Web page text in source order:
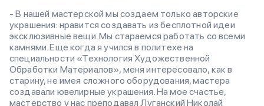
- В нашей мастерской мы создаем только авторские
украшения: нравится создавать из бесплотной идеи
эксклюзивные вещи. Мы стараемся работать со всеми
камнями. Еще когда я учился в политехе на
специальности «Технология Художественной
Обработки Материалов», меня интересовало, как в
старину, не имея сложного оборудования, мастера
создавали ювелирные украшения. На мое счастье,
мастерство у нас преподавал Луганский Николай